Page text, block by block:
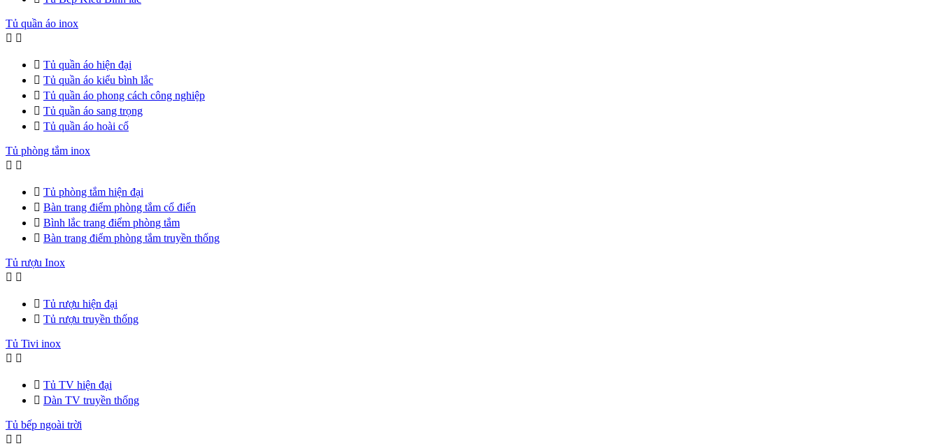
Tủ quần áo inox
 
 Tủ quần áo hiện đại
 Tủ quần áo kiểu bình lắc
 Tủ quần áo phong cách công nghiệp
 Tủ quần áo sang trọng
 Tủ quần áo hoài cổ
Tủ phòng tắm inox
 
 Tủ phòng tắm hiện đại
 Bàn trang điểm phòng tắm cổ điển
 Bình lắc trang điểm phòng tắm
 Bàn trang điểm phòng tắm truyền thống
Tủ rượu Inox
 
 Tủ rượu hiện đại
 Tủ rượu truyền thống
Tủ Tivi inox
 
 Tủ TV hiện đại
 Dàn TV truyền thống
Tủ bếp ngoài trời
 